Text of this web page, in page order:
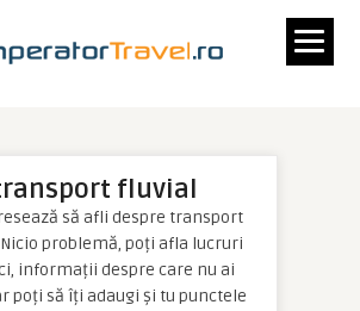
fluvial
să afli despre transport
problemă, poți afla lucruri
informații despre care nu ai
poți să îți adaugi și tu punctele